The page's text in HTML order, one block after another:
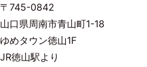
〒745-0842
山口県周南市青山町1-18
ゆめタウン徳山1F
JR徳山駅より